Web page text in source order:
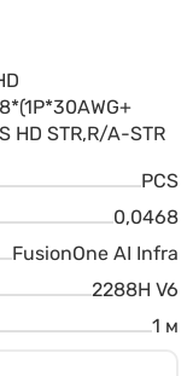
HD STR,R/A-STR
PCS
0,0468
FusionOne AI Infra
2288H V6
1 м